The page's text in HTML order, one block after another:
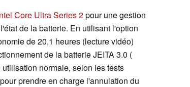
Core Ultra Series 2pour une gestion
de la batterie. En utilisant l'option
de 20,1 heures (lecture vidéo)
de la batterie JEITA 3.0 (
normale, selon les tests
prendre en charge l'annulation du